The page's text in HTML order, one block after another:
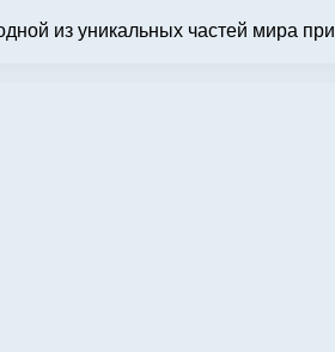
из уникальных частей мира